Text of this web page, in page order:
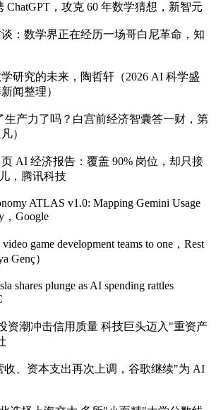
ChatGPT，攻克 60 年数学猜想，新智元
：数学界正在经历一场哥白尼革命，知
研究的未来，陶哲轩（2026 AI 科学盛
闻整理）
生产力了吗？白宫前经济智囊答一财，第
）
AI 经济报告：覆盖 90% 岗位，却只接
，腾讯科技
ATLAS v1.0: Mapping Gemini Usage
，Google
game development teams to one，Rest
Genç）
shares plunge as AI spending rattles
资潮冲击信用质量 科技巨头迈入"重资产
收、资本支出再次上调，谷歌继续"为 AI